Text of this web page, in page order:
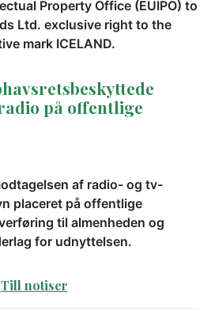
Property Office (EUIPO) to
Ltd. exclusive right to the
mark ICELAND.
på offentlige
af radio- og tv-
placeret på offentlige
til almenheden og
for udnyttelsen.
Till notiser